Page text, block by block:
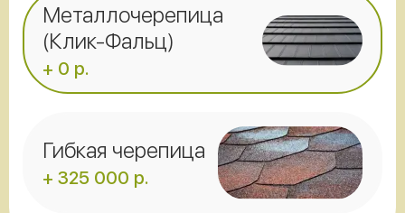
Металлочерепица
(Клик-Фальц)
+ 0 р.
Гибкая черепица
+ 325 000 р.